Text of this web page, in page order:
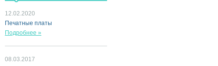
12.02.2020
Печатные платы
Подробнее »
08.03.2017